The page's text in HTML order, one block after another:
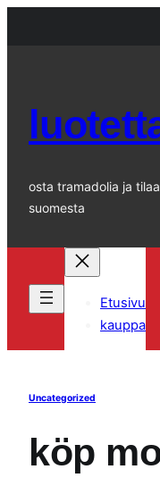
osta tramadolia ja
suomesta
Etusivu
kauppa
Uncategorized
köp